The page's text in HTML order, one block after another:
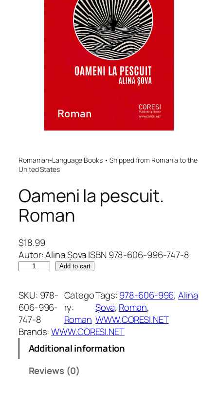
Romanian-Language Books • Shipped from Romania to the
United States
Oameni la pescuit.
Roman
$18.99
Autor: Alina Șova ISBN 978-606-996-747-8
m
e
n
i
l
Add to cart
SKU: 978-
606-996-
747-8
Catego
ry:
Roman
Tags:978-606-996, Alina
Șova, Roman
WWW.CORESI.NET
Brands:WWW.CORESI.NET
Additional information
Reviews (0)